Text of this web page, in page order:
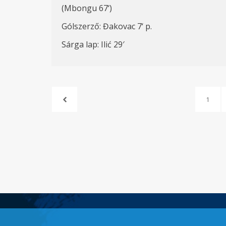
(Mbongu 67‘)
Gólszerző: Đakovac 7‘ p.
Sárga lap: Ilić 29′
1